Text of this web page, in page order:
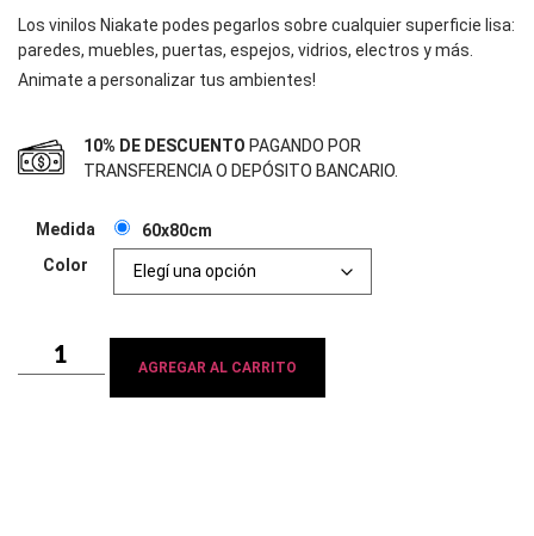
Los vinilos Niakate podes pegarlos sobre cualquier superficie lisa:
paredes, muebles, puertas, espejos, vidrios, electros y más.
Animate a personalizar tus ambientes!
10% DE DESCUENTO PAGANDO POR
TRANSFERENCIA O DEPÓSITO BANCARIO.
Medida
60x80cm
Color
AGREGAR AL CARRITO